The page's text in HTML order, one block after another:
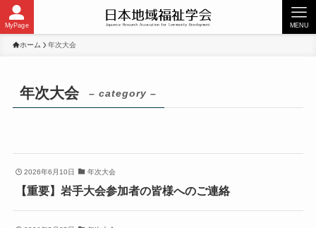
MyPage MENU
ホーム 年次大会
年次大会 – category –
2026年6月10日 年次大会
【重要】岩手大会参加者の皆様へのご連絡